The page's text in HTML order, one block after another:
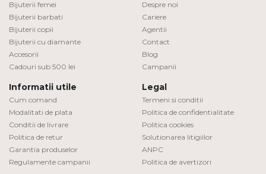
Bijuterii femei
Bijuterii barbati
Bijuterii copii
Bijuterii cu diamante
Accesorii
Cadouri sub 500 lei
Despre noi
Cariere
Agentii
Contact
Blog
Campanii
Informatii utile
Cum comand
Modalitati de plata
Conditii de livrare
Politica de retur
Garantia produselor
Regulamente campanii
Legal
Termeni si conditii
Politica de confidentialitate
Politica cookies
Solutionarea litigiilor
ANPC
Politica de avertizori